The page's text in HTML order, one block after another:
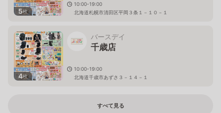
5枚
10:00-19:00
北海道札幌市清田区平岡３条１－１０－１
4枚
バースデイ
千歳店
10:00-19:00
北海道千歳市あずさ３－１４－１
すべて見る